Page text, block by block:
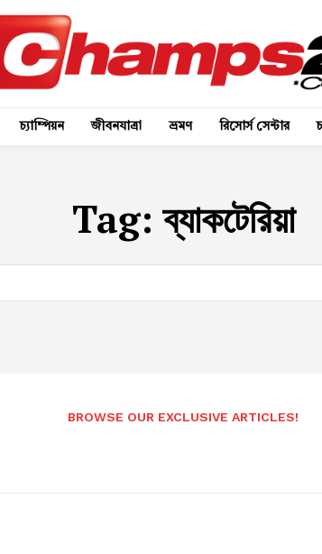
চ্যাম্পিয়ন জীবনযাত্রা ভ্রমণ রিসোর্স সেন্টার
Tag:ব্যাকটেরিয়া
BROWSE OUR EXCLUSIVE ARTICLES!